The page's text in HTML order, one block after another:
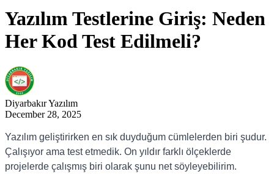
Yazılım Testlerine Giriş: Neden
Her Kod Test Edilmeli?
DiyarbakırYazılım
December 28, 2025
Yazılım geliştirirken en sık duyduğum cümlelerden biri şudur.
Çalışıyor ama test etmedik. On yıldır farklı ölçeklerde
projelerde çalışmış biri olarak şunu net söyleyebilirim.